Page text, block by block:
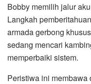
Bobby memilih jalur
Langkah
armada gerbong
sedang mencari
memperbaiki sistem.
Peristiwa ini membawa